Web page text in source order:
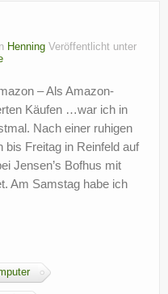
Henning Veröffentlicht unter
– Als Amazon-
Käufen …war ich in
Nach einer ruhigen
bis Freitag in Reinfeld auf
Jensen’s Bofhus mit
Am Samstag habe ich